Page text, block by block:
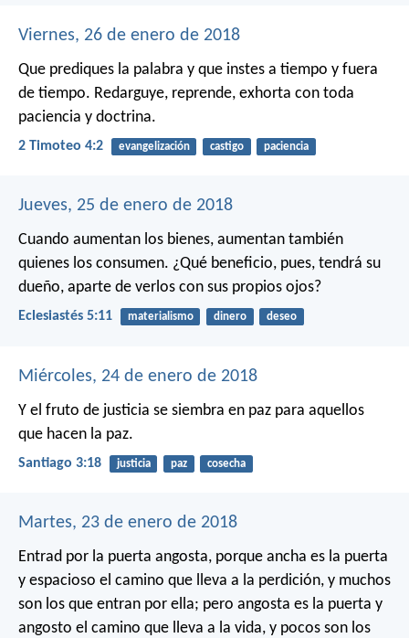
Viernes, 26 de enero de 2018
Que prediques la palabra y que instes a tiempo y fuera
de tiempo. Redarguye, reprende, exhorta con toda
paciencia y doctrina.
2 Timoteo 4:2 evangelización castigo paciencia
Jueves, 25 de enero de 2018
Cuando aumentan los bienes, aumentan también
quienes los consumen. ¿Qué beneficio, pues, tendrá su
dueño, aparte de verlos con sus propios ojos?
Eclesiastés 5:11 materialismo dinero deseo
Miércoles, 24 de enero de 2018
Y el fruto de justicia se siembra en paz para aquellos
que hacen la paz.
Santiago 3:18 justicia paz cosecha
Martes, 23 de enero de 2018
Entrad por la puerta angosta, porque ancha es la puerta
y espacioso el camino que lleva a la perdición, y muchos
son los que entran por ella; pero angosta es la puerta y
angosto el camino que lleva a la vida, y pocos son los